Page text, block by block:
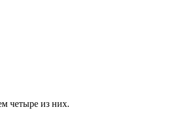
четыре из них.